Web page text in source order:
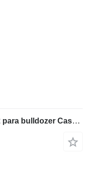
Radiador de óleo Case 84588262 para bulldozer Case 1150MLT 1150MWT D125C-LT D125C-WT 1150MWT-LGP D125CWT-LGP